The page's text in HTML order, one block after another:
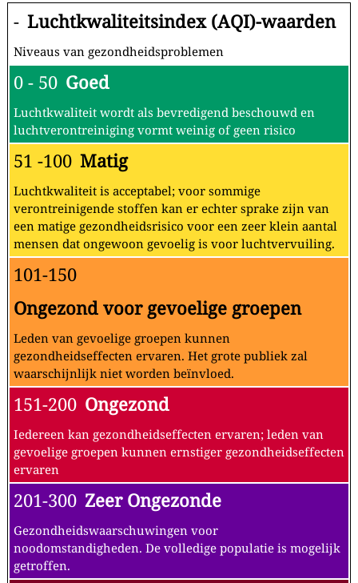
- Luchtkwaliteitsindex (AQI)-waarden
Niveaus van gezondheidsproblemen
0 - 50 Goed
Luchtkwaliteit wordt als bevredigend beschouwd en
luchtverontreiniging vormt weinig of geen risico
51 -100 Matig
Luchtkwaliteit is acceptabel; voor sommige
verontreinigende stoffen kan er echter sprake zijn van
een matige gezondheidsrisico voor een zeer klein aantal
mensen dat ongewoon gevoelig is voor luchtvervuiling.
101-150
Ongezond voor gevoelige groepen
Leden van gevoelige groepen kunnen
gezondheidseffecten ervaren. Het grote publiek zal
waarschijnlijk niet worden beïnvloed.
151-200 Ongezond
Iedereen kan gezondheidseffecten ervaren; leden van
gevoelige groepen kunnen ernstiger gezondheidseffecten
ervaren
201-300 Zeer Ongezonde
Gezondheidswaarschuwingen voor
noodomstandigheden. De volledige populatie is mogelijk
getroffen.